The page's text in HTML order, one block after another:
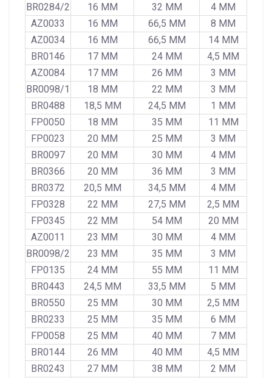
BR0284/2
16 MM 32 MM
4 MM
AZ0033
16 MM 66,5 MM
8 MM
AZ0034
16 MM 66,5 MM
14 MM
BR0146
17 MM 24 MM
4,5 MM
AZ0084
17 MM 26 MM
3 MM
BR0098/1
18 MM 22 MM
3 MM
BR0488
18,5 MM 24,5 MM
1 MM
FP0050
18 MM 35 MM
11 MM
FP0023
20 MM 25 MM
3 MM
BR0097
20 MM 30 MM
4 MM
BR0366
20 MM 36 MM
3 MM
BR0372
20,5 MM 34,5 MM
4 MM
FP0328
22 MM 27,5 MM
2,5 MM
FP0345
22 MM 54 MM
20 MM
AZ0011
23 MM 30 MM
4 MM
BR0098/2
23 MM 35 MM
3 MM
FP0135
24 MM 55 MM
11 MM
BR0443
24,5 MM 33,5 MM
5 MM
BR0550
25 MM 30 MM
2,5 MM
BR0233
25 MM 35 MM
6 MM
FP0058
25 MM 40 MM
7 MM
BR0144
26 MM 40 MM
4,5 MM
BR0243
27 MM 38 MM
2 MM